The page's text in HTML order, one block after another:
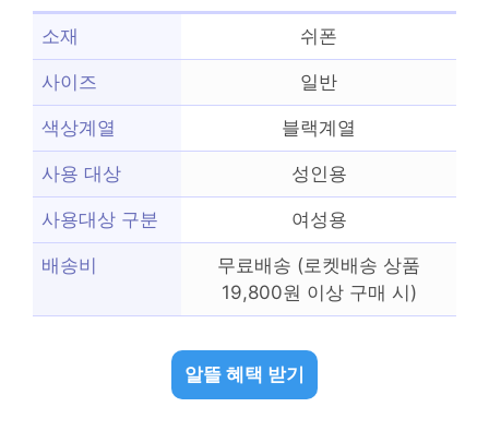
소재 쉬폰
사이즈 일반
색상계열 블랙계열
사용 대상 성인용
사용대상 구분 여성용
배송비
무료배송 (로켓배송 상품
19,800원 이상 구매 시)
알뜰 혜택 받기